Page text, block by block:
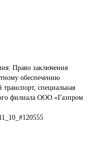
Право заключения
обеспечению
специальная
филиала ООО «Газпром